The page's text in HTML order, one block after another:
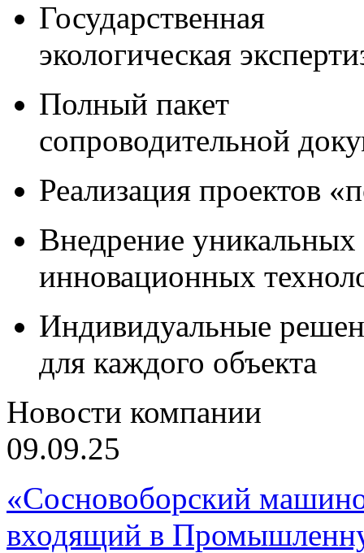
Государственная
экологическая
Полный пакет
сопроводительной
Реализация проектов
Внедрение уникальных
инновационных
Индивидуальные
для каждого объекта
Новости компании
09.09.25
«Сосновоборский
входящий в